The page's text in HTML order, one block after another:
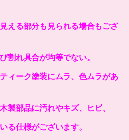
える部分も見られる場合もござ
割れ具合が均等でない。
ィーク塗装にムラ、色ムラがあ
製部品に汚れやキズ、ヒビ、
る仕様がございます。